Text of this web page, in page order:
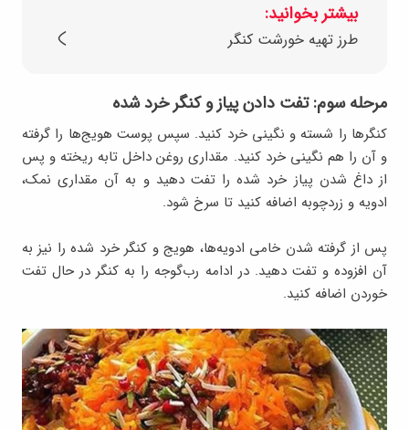
بیشتر بخوانید:
طرز تهیه خورشت کنگر
مرحله سوم: تفت دادن پیاز و کنگر خرد شده
کنگرها را شسته و نگینی خرد کنید. سپس پوست هویج‌ها را گرفته
و آن را هم نگینی خرد کنید. مقداری روغن داخل تابه ریخته و پس
از داغ شدن پیاز خرد شده را تفت دهید و به آن مقداری نمک،
ادویه و زردچوبه اضافه کنید تا سرخ شود.
پس از گرفته شدن خامی ادویه‌ها، هویج و کنگر خرد شده را نیز به
آن افزوده و تفت دهید. در ادامه رب‌گوجه را به کنگر در حال تفت
خوردن اضافه کنید.